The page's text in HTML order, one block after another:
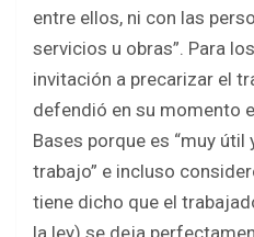
entre ellos, ni con las
servicios u obras”. Para
invitación a precarizar el
defendió en su momento
Bases porque es “muy útil
trabajo” e incluso
tiene dicho que el